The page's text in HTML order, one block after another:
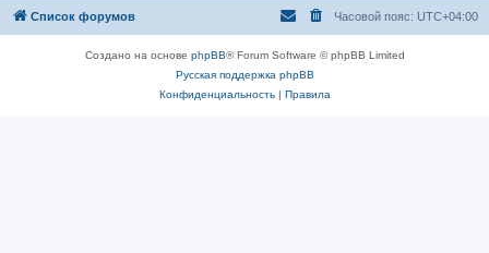
Список форумов Часовой пояс: UTC+04:00
Создано на основе phpBB® Forum Software © phpBB Limited
Русская поддержка phpBB
Конфиденциальность| Правила